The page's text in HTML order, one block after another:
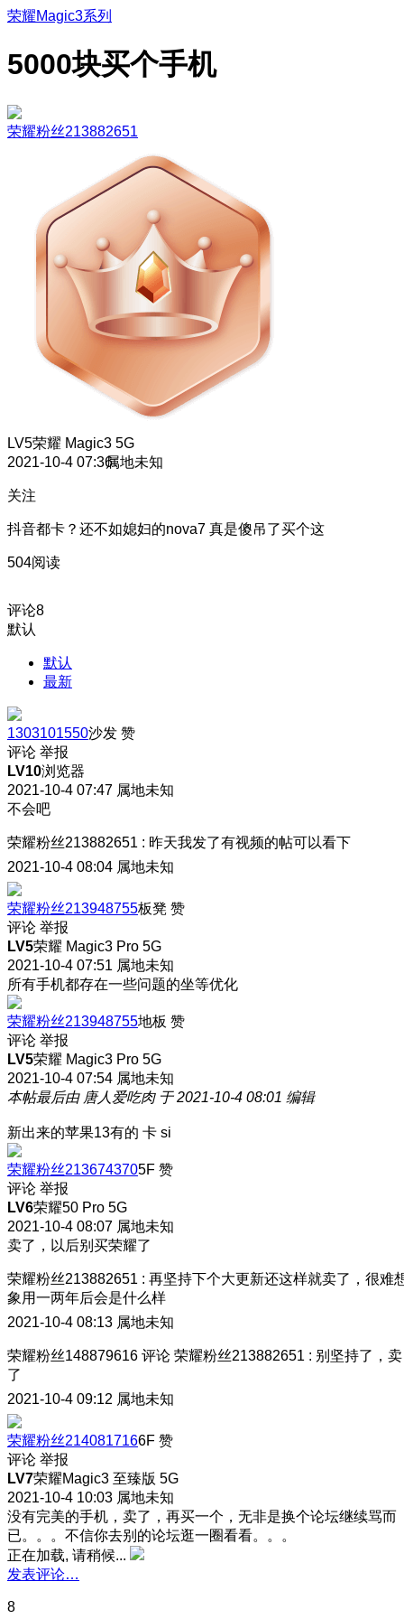
荣耀Magic3系列
5000块买个手机
荣耀粉丝213882651
LV5荣耀 Magic3 5G
2021-10-4 07:36属地未知
关注
抖音都卡？还不如媳妇的nova7 真是傻吊了买个这
504阅读
评论8
默认
默认
最新
1303101550沙发 赞
评论 举报
LV10浏览器
2021-10-4 07:47 属地未知
不会吧
荣耀粉丝213882651 : 昨天我发了有视频的帖可以看下
2021-10-4 08:04 属地未知
荣耀粉丝213948755板凳 赞
评论 举报
LV5荣耀 Magic3 Pro 5G
2021-10-4 07:51 属地未知
所有手机都存在一些问题的坐等优化
荣耀粉丝213948755地板 赞
评论 举报
LV5荣耀 Magic3 Pro 5G
2021-10-4 07:54 属地未知
本帖最后由 唐人爱吃肉 于 2021-10-4 08:01 编辑
新出来的苹果13有的 卡 si
荣耀粉丝2136743705F 赞
评论 举报
LV6荣耀50 Pro 5G
2021-10-4 08:07 属地未知
卖了，以后别买荣耀了
荣耀粉丝213882651 : 再坚持下个大更新还这样就卖了，很难
象用一两年后会是什么样
2021-10-4 08:13 属地未知
荣耀粉丝148879616 评论 荣耀粉丝213882651 : 别坚持了，卖
了
2021-10-4 09:12 属地未知
荣耀粉丝2140817166F 赞
评论 举报
LV7荣耀Magic3 至臻版 5G
2021-10-4 10:03 属地未知
没有完美的手机，卖了，再买一个，无非是换个论坛继续骂而
已。。。不信你去别的论坛逛一圈看看。。。
正在加载, 请稍候...
发表评论…
8